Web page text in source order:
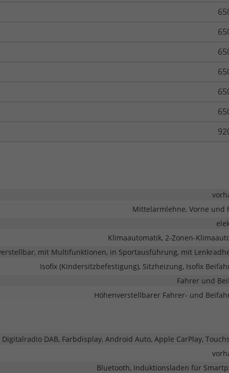
Mittelarmlehne, Vorne und
Klimaautomatik, 2-Zonen-
mit Multifunktionen, in Sportausführung, mit
Isofix (Kindersitzbefestigung), Sitzheizung, Isofix
Fahrer und
Höhenverstellbarer Fahrer- und
DAB, Farbdisplay, Android Auto, Apple CarPlay,
Bluetooth, Induktionsladen für